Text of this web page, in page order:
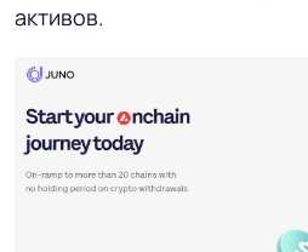
активов.